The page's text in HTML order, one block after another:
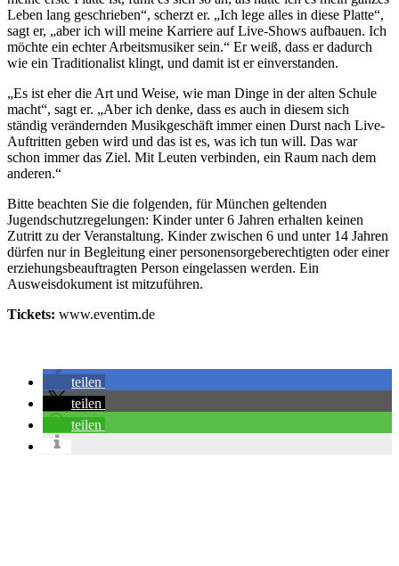
Leben lang geschrieben“, scherzt er. „Ich lege alles in diese Platte“,
sagt er, „aber ich will meine Karriere auf Live-Shows aufbauen. Ich
möchte ein echter Arbeitsmusiker sein.“ Er weiß, dass er dadurch
wie ein Traditionalist klingt, und damit ist er einverstanden.
„Es ist eher die Art und Weise, wie man Dinge in der alten Schule
macht“, sagt er. „Aber ich denke, dass es auch in diesem sich
ständig verändernden Musikgeschäft immer einen Durst nach Live-
Auftritten geben wird und das ist es, was ich tun will. Das war
schon immer das Ziel. Mit Leuten verbinden, ein Raum nach dem
anderen.“
Bitte beachten Sie die folgenden, für München geltenden
Jugendschutzregelungen: Kinder unter 6 Jahren erhalten keinen
Zutritt zu der Veranstaltung. Kinder zwischen 6 und unter 14 Jahren
dürfen nur in Begleitung einer personensorgeberechtigten oder einer
erziehungsbeauftragten Person eingelassen werden. Ein
Ausweisdokument ist mitzuführen.
Tickets: www.eventim.de
teilen
teilen
teilen